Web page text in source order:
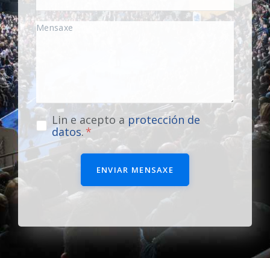
Lin e acepto a protección de
datos.
ENVIAR MENSAXE